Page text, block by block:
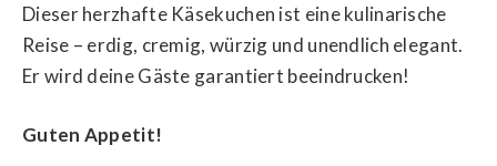
Dieser herzhafte Käsekuchen ist eine kulinarische
Reise – erdig, cremig, würzig und unendlich elegant.
Er wird deine Gäste garantiert beeindrucken!
Guten Appetit!